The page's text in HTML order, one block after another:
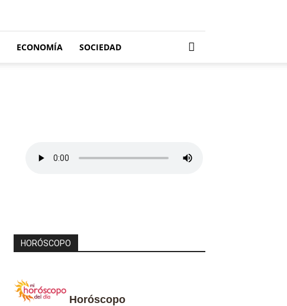
ECONOMÍA SOCIEDAD
HORÓSCOPO
Horóscopo